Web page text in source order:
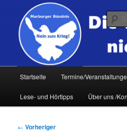
primären
springen
Startseite Termine/
Lese- und Hörtipps Über uns /
Beitragsnavigation
← Vorheriger